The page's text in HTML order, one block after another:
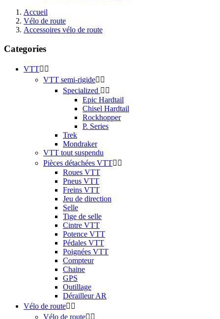
Accueil
Vélo de route
Accessoires vélo de route
Categories
VTT 
VTT semi-rigide 
Specialized  
Epic Hardtail
Chisel Hardtail
Rockhopper
P. Series
Trek
Mondraker
VTT tout suspendu
Pièces détachées VTT 
Roues VTT
Pneus VTT
Freins VTT
Jeu de direction
Selle
Tige de selle
Cintre VTT
Potence VTT
Pédales VTT
Poignées VTT
Compteur
Chaine
GPS
Outillage
Dérailleur AR
Vélo de route 
Vélo de route 